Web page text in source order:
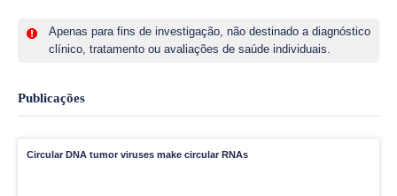
Apenas para fins de investigação, não destinado a diagnóstico
clínico, tratamento ou avaliações de saúde individuais.
Publicações
Circular DNA tumor viruses make circular RNAs